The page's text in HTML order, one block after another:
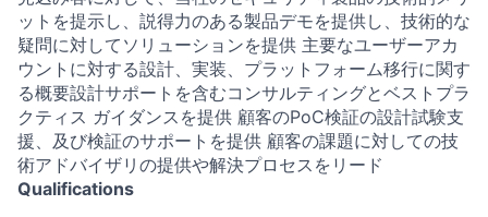
ットを提示し、説得力のある製品デモを提供し、技術的な
疑問に対してソリューションを提供 主要なユーザーアカ
ウントに対する設計、実装、プラットフォーム移行に関す
る概要設計サポートを含むコンサルティングとベストプラ
クティス ガイダンスを提供 顧客のPoC検証の設計試験支
援、及び検証のサポートを提供 顧客の課題に対しての技
術アドバイザリの提供や解決プロセスをリード
Qualifications